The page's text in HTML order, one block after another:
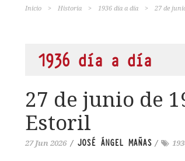
Inicio > Historia > 1936 día a día > 27 de
1936 día a día
27 de junio de
Estoril
27 Jun 2026 / JOSÉ ÁNGEL MAÑAS /